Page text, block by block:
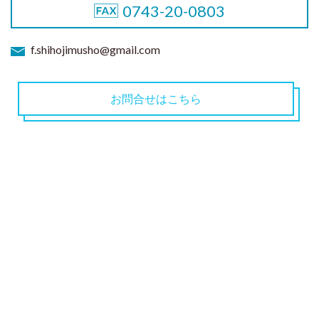
0743-20-0803
f.shihojimusho@gmail.com
お問合せはこちら